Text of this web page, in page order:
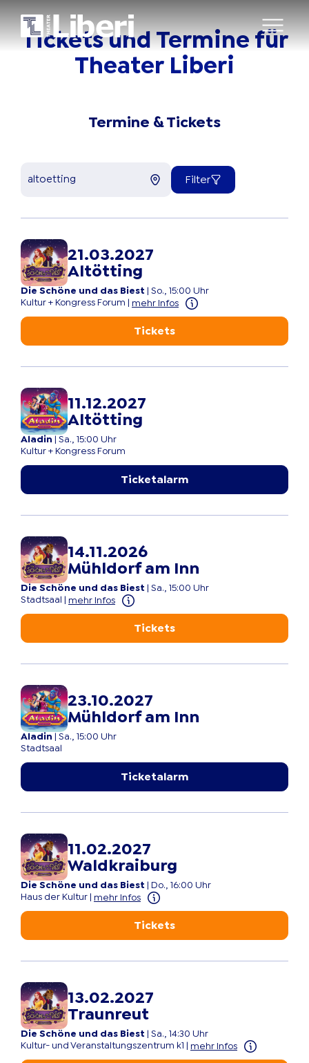
Tickets und Termine für
Theater Liberi
Termine & Tickets
Filter
21.03.2027
Altötting
Die Schöne und das Biest
So., 15:00 Uhr
Kultur + Kongress Forum
mehr Infos
Tickets
11.12.2027
Altötting
Aladin
Sa., 15:00 Uhr
Kultur + Kongress Forum
Ticketalarm
14.11.2026
Mühldorf am Inn
Die Schöne und das Biest
Sa., 15:00 Uhr
Stadtsaal
mehr Infos
Tickets
23.10.2027
Mühldorf am Inn
Aladin
Sa., 15:00 Uhr
Stadtsaal
Ticketalarm
11.02.2027
Waldkraiburg
Die Schöne und das Biest
Do., 16:00 Uhr
Haus der Kultur
mehr Infos
Tickets
13.02.2027
Traunreut
Die Schöne und das Biest
Sa., 14:30 Uhr
Kultur- und Veranstaltungszentrum k1
mehr Infos